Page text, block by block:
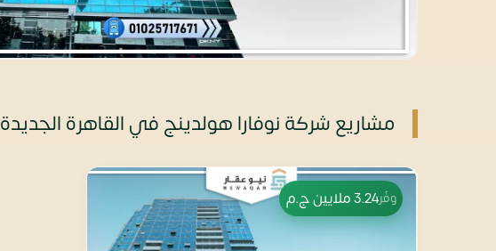
مشاريع شركة نوفارا هولدينج في القاهرة الجديدة
وفّر3.24 ملايين ج.م